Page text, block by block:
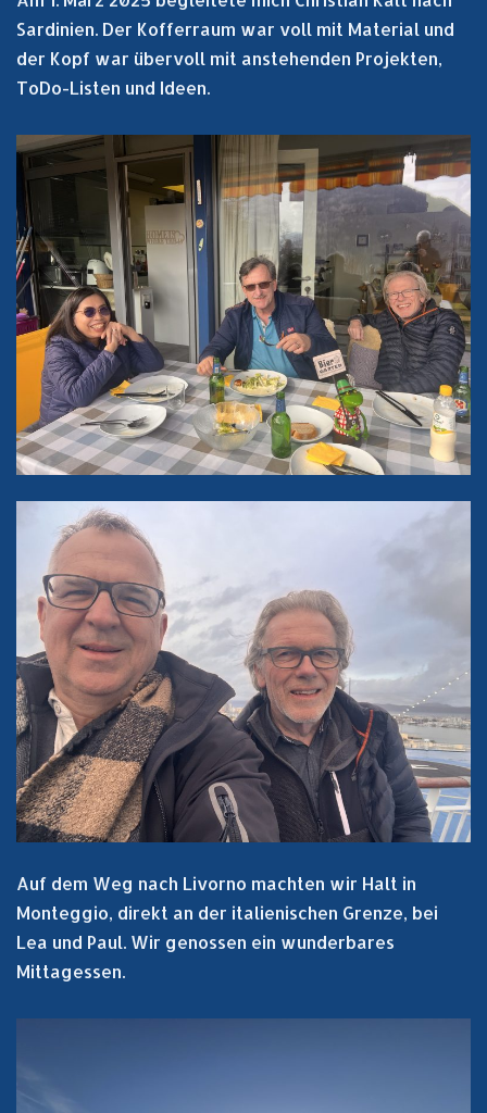
Sardinien. Der Kofferraum war voll mit Material und
der Kopf war übervoll mit anstehenden Projekten,
ToDo-Listen und Ideen.
Auf dem Weg nach Livorno machten wir Halt in
Monteggio, direkt an der italienischen Grenze, bei
Lea und Paul. Wir genossen ein wunderbares
Mittagessen.